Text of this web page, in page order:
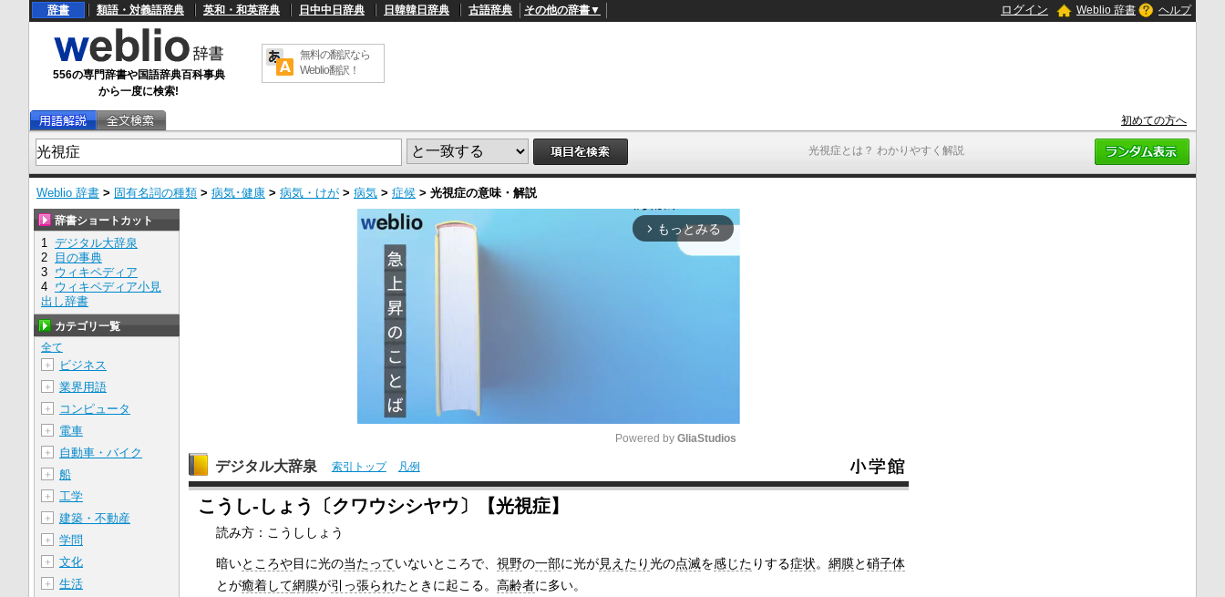
光視症とは？ わかりやすく解説
辞書 類語・対義語辞典 英和・和英辞典 日中中日辞典 日韓韓日辞典 古語辞典 その他の辞書▼ ログイン Weblio 辞書 ヘルプ
556の専門辞書や国語辞典百科事典
から一度に検索!
無料の翻訳なら
Weblio翻訳！
初めての方へ
Weblio 辞書 > 固有名詞の種類 > 病気･健康 > 病気・けが > 病気 > 症候 > 光視症の意味・解説
arrow_forward_ios もっとみる
M
e
Powered by GliaStudios
デジタル大辞泉 索引トップ 凡例
こうし‐しょう〔クワウシシヤウ〕【光視症】
読み方：こうししょう
暗いところや目に光の当たっていないところで、視野の一部に光が見えたり光の点滅を感じた りする症状。網膜と硝子体
とが癒着して網膜が引っ張られたときに起こる。高齢者に多い。
辞書ショートカット
1 デジタル大辞泉
2
目の事典
3 ウィキペディア
4 ウィキペディア小見
出し辞書
カテゴリ一覧
全て
＋
ビジネス
＋ 業界用語
＋ コンピュータ
＋ 電車
＋ 自動車・バイク
＋ 船
＋ 工学
＋ 建築・不動産
＋ 学問
＋ 文化
＋ 生活